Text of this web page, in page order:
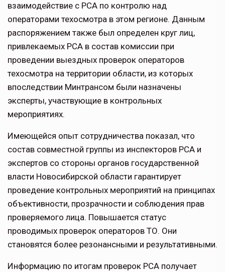
взаимодействие с РСА по контролю над
операторами техосмотра в этом регионе. Данным
распоряжением также был определен круг лиц,
привлекаемых РСА в состав комиссии при
проведении выездных проверок операторов
техосмотра на территории области, из которых
впоследствии Минтрансом были назначены
эксперты, участвующие в контрольных
мероприятиях.
Имеющейся опыт сотрудничества показал, что
состав совместной группы из инспекторов РСА и
экспертов со стороны органов государственной
власти Новосибирской области гарантирует
проведение контрольных мероприятий на принципах
объективности, прозрачности и соблюдения прав
проверяемого лица. Повышается статус
проводимых проверок операторов ТО. Они
становятся более резонансными и результативными.
Информацию по итогам проверок РСА получает